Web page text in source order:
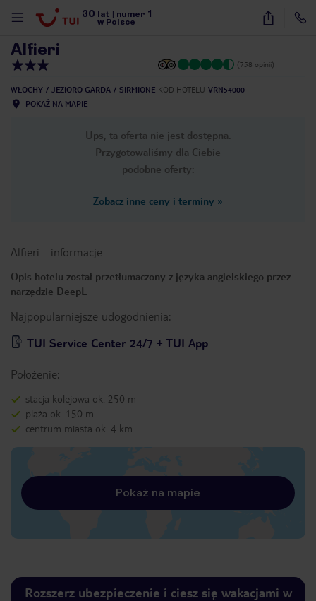
30 lat numer 1
w Polsce
23
Alfieri
(758 opinii)
WŁOCHY JEZIORO GARDA SIRMIONE KOD HOTELU VRN54000
POKAŻ NA MAPIE
Ups, ta oferta nie jest dostępna.
Przygotowaliśmy dla Ciebie
podobne oferty:
Zobacz inne ceny i terminy »
Alfieri - informacje
Opis hotelu został przetłumaczony z języka angielskiego przez
narzędzie DeepL
Najpopularniejsze udogodnienia:
TUI Service Center 24/7 + TUI App
Położenie:
stacja kolejowa ok. 250 m
plaża ok. 150 m
centrum miasta ok. 4 km
Pokaż na mapie
Rozszerz ubezpieczenie i ciesz się wakacjami w